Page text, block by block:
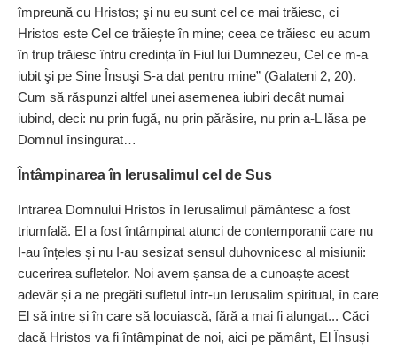
împreună cu Hristos; şi nu eu sunt cel ce mai trăiesc, ci
Hristos este Cel ce trăieşte în mine; ceea ce trăiesc eu acum
în trup trăiesc întru credința în Fiul lui Dumnezeu, Cel ce m‑a
iubit şi pe Sine Însuşi S‑a dat pentru mine” (Galateni 2, 20).
Cum să răspunzi altfel unei asemenea iubiri decât numai
iubind, deci: nu prin fugă, nu prin părăsire, nu prin a‑L lăsa pe
Domnul însingurat…
Întâmpinarea în Ierusalimul cel de Sus
Intrarea Domnului Hristos în Ierusalimul pământesc a fost
triumfală. El a fost întâmpinat atunci de contemporanii care nu
I‑au înțeles și nu I‑au sesizat sensul duhovnicesc al misiunii:
cucerirea sufletelor. Noi avem șansa de a cunoaște acest
adevăr și a ne pregăti sufletul într‑un Ierusalim spiritual, în care
El să intre și în care să locuiască, fără a mai fi alungat... Căci
dacă Hristos va fi întâmpinat de noi, aici pe pământ, El Însuși